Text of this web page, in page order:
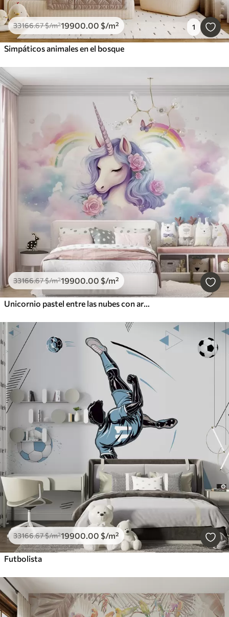
33166.67$/m²19900.00 $/m² 1
Simpáticos animales en el bosque
33166.67$/m²19900.00 $/m²
Unicornio pastel entre las nubes con arcoíris y rosas
33166.67$/m²19900.00 $/m²
Futbolista